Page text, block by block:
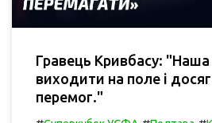
Гравець Кривбасу:
виходити на поле і
перемог."